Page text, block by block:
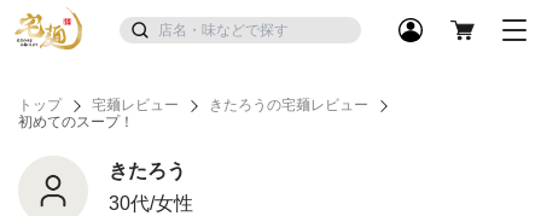
トップ 宅麺レビュー
きたろうの宅麺レビュー
初めてのスープ！
きたろう
30代/女性